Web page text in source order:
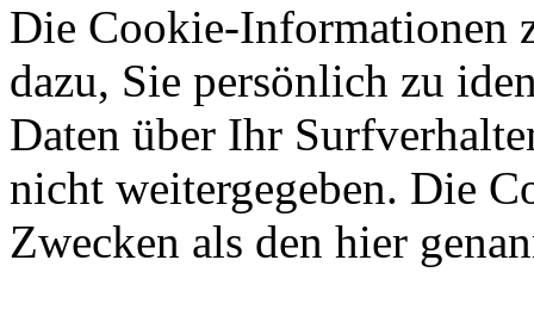
Die Cookie-Informationen
dazu, Sie persönlich zu
Daten über Ihr
nicht weitergegeben. Die
Zwecken als den hier